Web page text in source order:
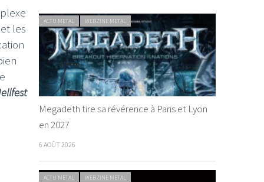
les
ACTU METAL WEBZINE METAL
Megadeth tire sa révérence à Paris et Lyon
en 2027
6 AOÛT 2026
ACTU METAL WEBZINE METAL